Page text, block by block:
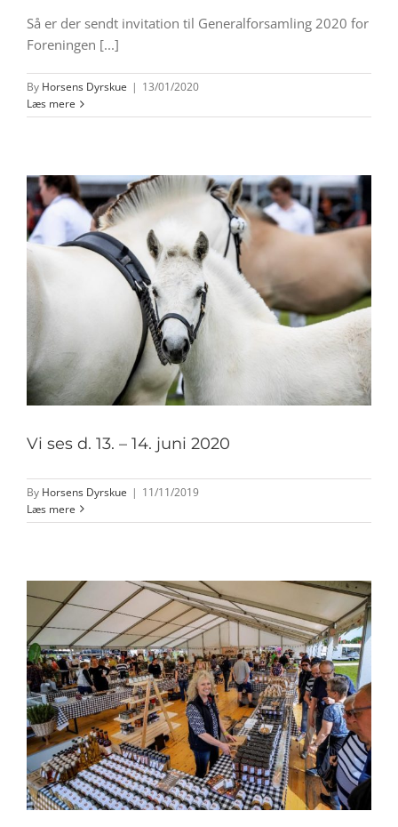
Så er der sendt invitation til Generalforsamling 2020 for
Foreningen [...]
By Horsens Dyrskue | 13/01/2020
Læs mere
Vi ses d. 13. – 14. juni 2020
By Horsens Dyrskue | 11/11/2019
Læs mere